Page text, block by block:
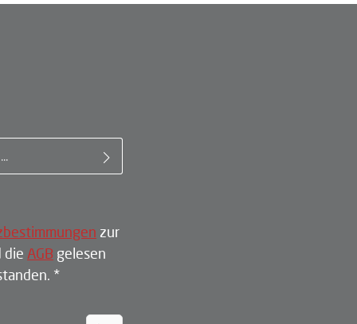
zur
die AGB gelesen
*